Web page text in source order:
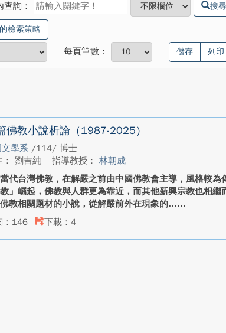
詢：
搜尋
檢索策略
每頁筆數： 儲存 列印
佛教小說析論（1987-2025）
學系 /114/ 博士
： 劉吉純
指導教授： 林朝成
當代台灣佛教，在解嚴之前由中國佛教會主導，風格較為
」崛起，佛教與人群更為靠近，而其他新興宗教也相繼
教相關題材的小說，從解嚴前外在現象的...
：146
下載：4